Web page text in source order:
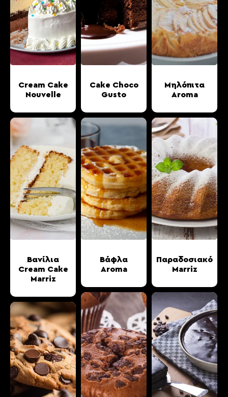
Cream Cake
Nouvelle
Cake Choco
Gusto
Μηλόπιτα
Aroma
Βανίλια
Cream Cake
Marriz
Βάφλα
Aroma
Παραδοσιακό
Marriz